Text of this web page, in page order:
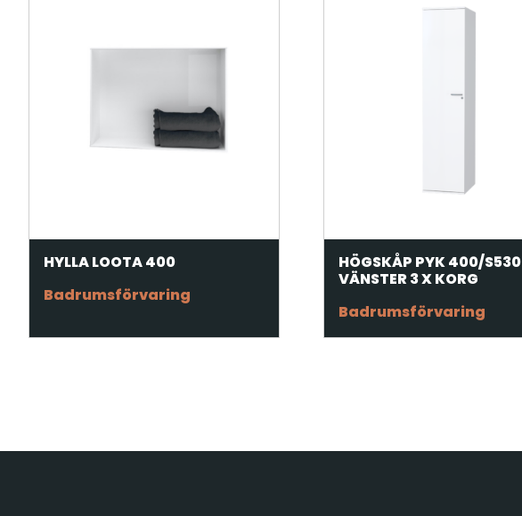
HYLLA LOOTA 400
Badrumsförvaring
HÖGSKÅP PYK 400/S530
VÄNSTER 3 X KORG
Badrumsförvaring